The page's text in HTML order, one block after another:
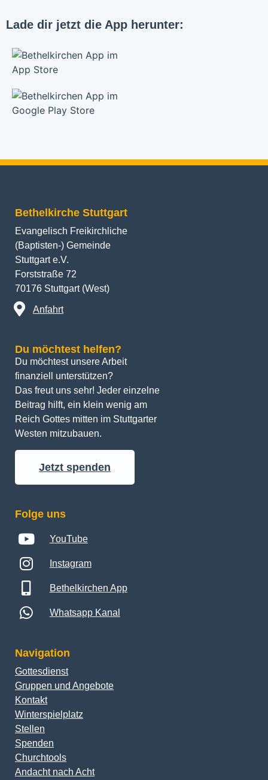
Lade dir jetzt die App herunter:
Bethelkirche Stuttgart
Evangelisch Freikirchliche
(Baptisten-) Gemeinde
Stuttgart e.V.
Forststraße 72
70176 Stuttgart (West)
Anfahrt
Du möchtest helfen?
Du möchtest unsere Arbeit
finanziell unterstützen?
Das freut uns sehr! Jeder einzelne
Beitrag hilft, ein klein wenig am
Reich Gottes mitten im Stuttgarter
Westen mitzubauen.
Jetzt spenden
Folge uns
YouTube
Instagram
Bethelkirchen App
Whatsapp Kanal
Navigation
Gottesdienst
Gruppen und Angebote
Kontakt
Winterspielplatz
Stellen
Spenden
Churchtools
Andacht nach Acht